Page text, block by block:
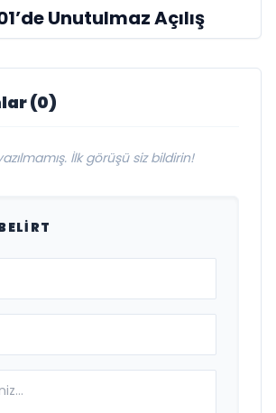
Unutulmaz Açılış
(0)
İlk görüşü siz bildirin!